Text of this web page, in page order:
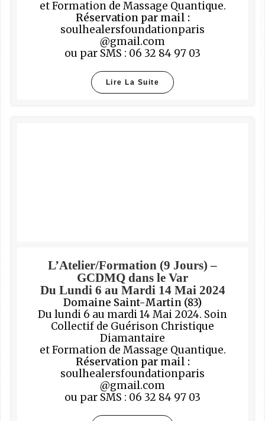
et Formation de Massage Quantique.
Réservation par mail :
soulhealersfoundationparis
@gmail.com
ou par SMS : 06 32 84 97 03
Lire La Suite
L’Atelier/Formation (9 Jours) –
GCDMQ dans le Var
Du Lundi 6 au Mardi 14 Mai 2024
Domaine Saint-Martin (83)
Du lundi 6 au mardi 14 Mai 2024. Soin
Collectif de Guérison Christique
Diamantaire
et Formation de Massage Quantique.
Réservation par mail :
soulhealersfoundationparis
@gmail.com
ou par SMS : 06 32 84 97 03